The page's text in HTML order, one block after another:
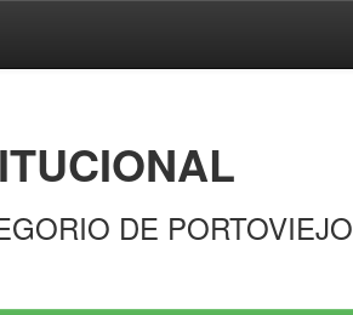
DE PORTOVIEJO